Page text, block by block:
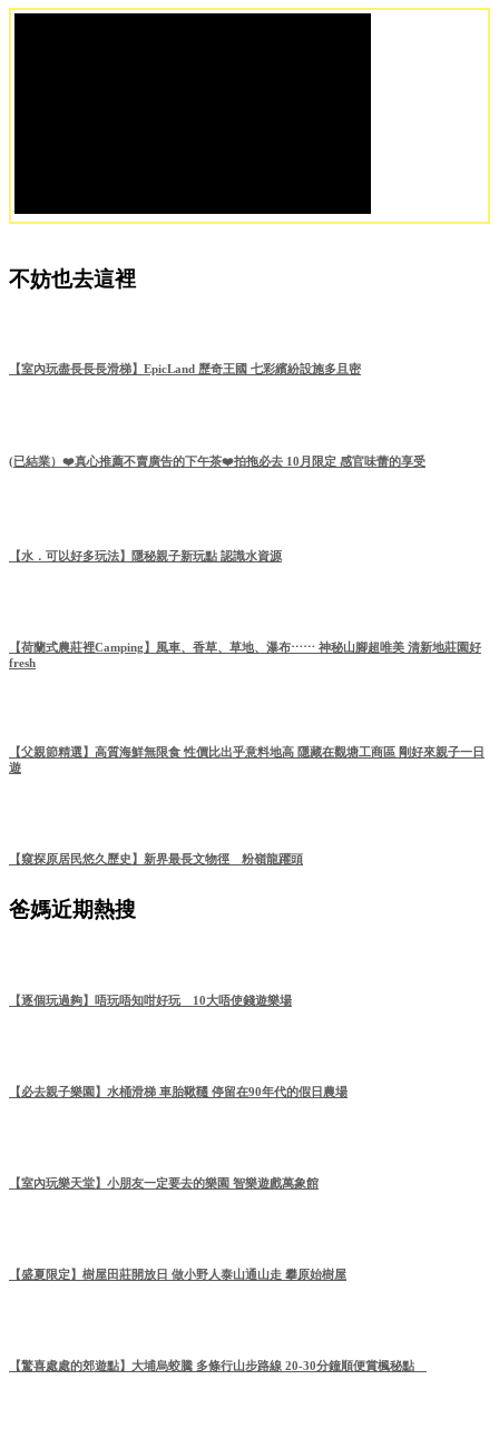
不妨也去這裡
【室內玩盡長長長滑梯】EpicLand 歷奇王國 七彩繽紛設施多且密
(已結業）❤️真心推薦不賣廣告的下午茶❤️拍拖必去 10月限定 感官味蕾的享受
【水．可以好多玩法】隱秘親子新玩點 認識水資源
【荷蘭式農莊裡Camping】風車、香草、草地、瀑布⋯⋯ 神秘山腳超唯美 清新地莊園好
fresh
【父親節精選】高質海鮮無限食 性價比出乎意料地高 隱藏在觀塘工商區 剛好來親子一日
遊
【窺探原居民悠久歷史】新界最長文物徑 粉嶺龍躍頭
爸媽近期熱搜
【逐個玩過夠】唔玩唔知咁好玩 10大唔使錢遊樂場
【必去親子樂園】水桶滑梯 車胎鞦韆 停留在90年代的假日農場
【室內玩樂天堂】小朋友一定要去的樂園 智樂遊戲萬象館
【盛夏限定】樹屋田莊開放日 做小野人泰山通山走 攀原始樹屋
【驚喜處處的郊遊點】大埔烏蛟騰 多條行山步路線 20-30分鐘順便賞楓秘點